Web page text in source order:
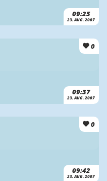
09:25
23. AUG. 2007
0
09:37
23. AUG. 2007
0
09:42
23. AUG. 2007